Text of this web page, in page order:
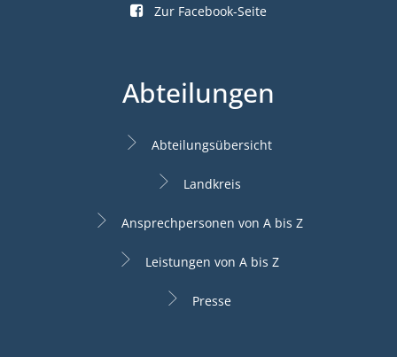
Zur Facebook-Seite
Abteilungen
Abteilungsübersicht
Landkreis
Ansprechpersonen von A bis Z
Leistungen von A bis Z
Presse